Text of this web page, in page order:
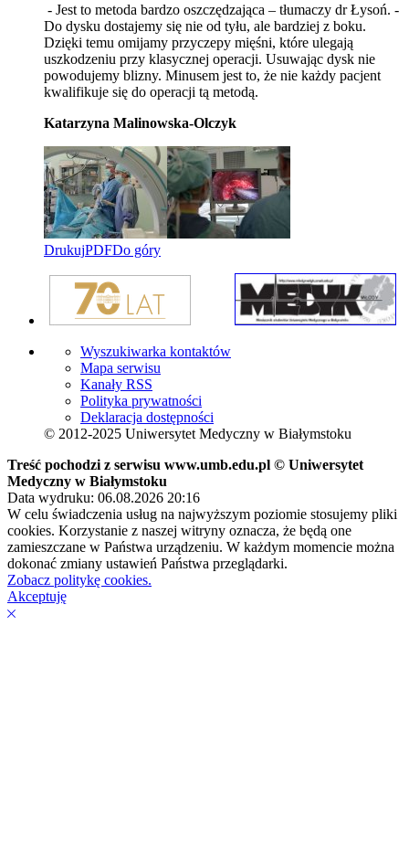
- Jest to metoda bardzo oszczędzająca – tłumaczy dr Łysoń. -
Do dysku dostajemy się nie od tyłu, ale bardziej z boku.
Dzięki temu omijamy przyczepy mięśni, które ulegają
uszkodzeniu przy klasycznej operacji. Usuwając dysk nie
powodujemy blizny. Minusem jest to, że nie każdy pacjent
kwalifikuje się do operacji tą metodą.
Katarzyna Malinowska-Olczyk
DrukujPDFDo góry
Wyszukiwarka kontaktów
Mapa serwisu
Kanały RSS
Polityka prywatności
Deklaracja dostępności
© 2012-2025 Uniwersytet Medyczny w Białymstoku
Treść pochodzi z serwisu www.umb.edu.pl © Uniwersytet
Medyczny w Białymstoku
Data wydruku: 06.08.2026 20:16
W celu świadczenia usług na najwyższym poziomie stosujemy pliki
cookies. Korzystanie z naszej witryny oznacza, że będą one
zamieszczane w Państwa urządzeniu. W każdym momencie można
dokonać zmiany ustawień Państwa przeglądarki.
Zobacz politykę cookies.
Akceptuję